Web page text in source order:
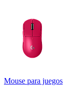
Mouse para juegos